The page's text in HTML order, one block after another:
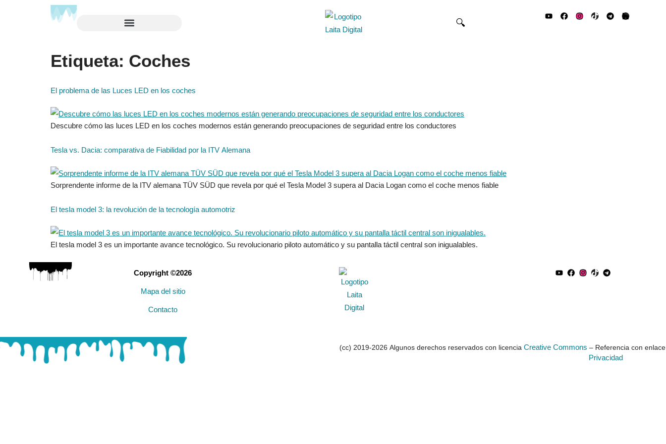
🔍
Etiqueta: Coches
El problema de las Luces LED en los coches
Descubre cómo las luces LED en los coches modernos están generando preocupaciones de seguridad entre los conductores
Tesla vs. Dacia: comparativa de Fiabilidad por la ITV Alemana
Sorprendente informe de la ITV alemana TÜV SÜD que revela por qué el Tesla Model 3 supera al Dacia Logan como el coche menos fiable
El tesla model 3: la revolución de la tecnología automotriz
El tesla model 3 es un importante avance tecnológico. Su revolucionario piloto automático y su pantalla táctil central son inigualables.
Copyright ©2026
Mapa del sitio
Contacto
(cc) 2019-2026 Algunos derechos reservados con licencia Creative Commons – Referencia con
Privacidad